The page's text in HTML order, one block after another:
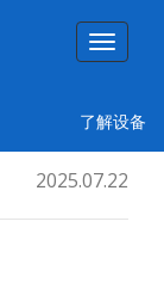
了解设备
计与开发
2025.07.22